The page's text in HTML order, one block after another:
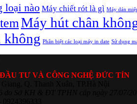
loại nào Máy chiết rót là gì Máy dán
Máy hút chân
không Phân biệt các loại máy in date Sử dụng
TƯ VÀ CÔNG NGHỆ ĐỨC TÍN